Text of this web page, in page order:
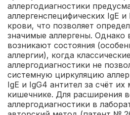
аллергодиагностики
аллергенспецифических IgЕ и
крови, что позволяет
значимые аллергены. Однако
возникают состояния
аллергии), когда
аллергодиагностики не
системную циркуляцию
IgE и IgG4 антител за счёт
кишечнике. Для расширения
аллергодиагностики в